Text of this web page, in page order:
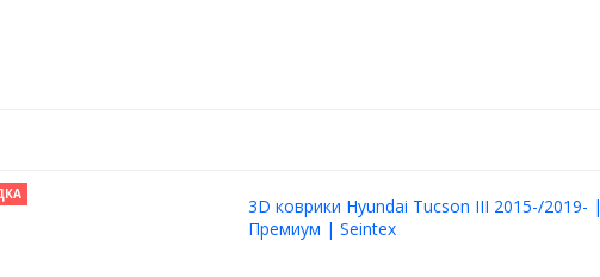
3D коврики Hyundai Tucson III 2015-/2019- |
Премиум | Seintex